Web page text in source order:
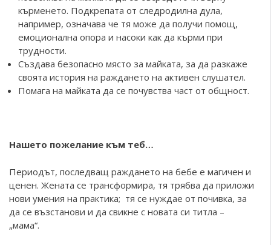
кърменето. Подкрепата от следродилна дула,
например, означава че тя може да получи помощ,
емоционална опора и насоки как да кърми при
трудности.
Създава безопасно място за майката, за да разкаже
своята история на раждането на активен слушател.
Помага на майката да се почувства част от общност.
Нашето пожелание към теб…
Периодът, последващ раждането на бебе е магичен и
ценен. Жената се трансформира, тя трябва да приложи
нови умения на практика; тя се нуждае от почивка, за
да се възстанови и да свикне с новата си титла –
„мама“.